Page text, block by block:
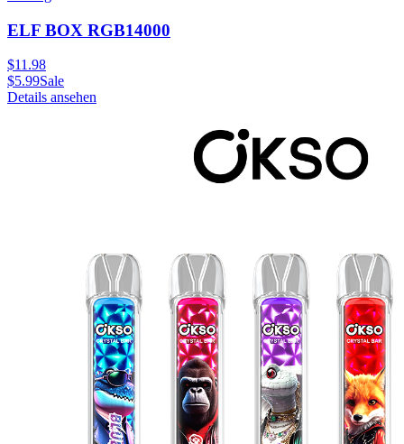
ELF BOX RGB14000
$11.98
$5.99Sale
Details ansehen